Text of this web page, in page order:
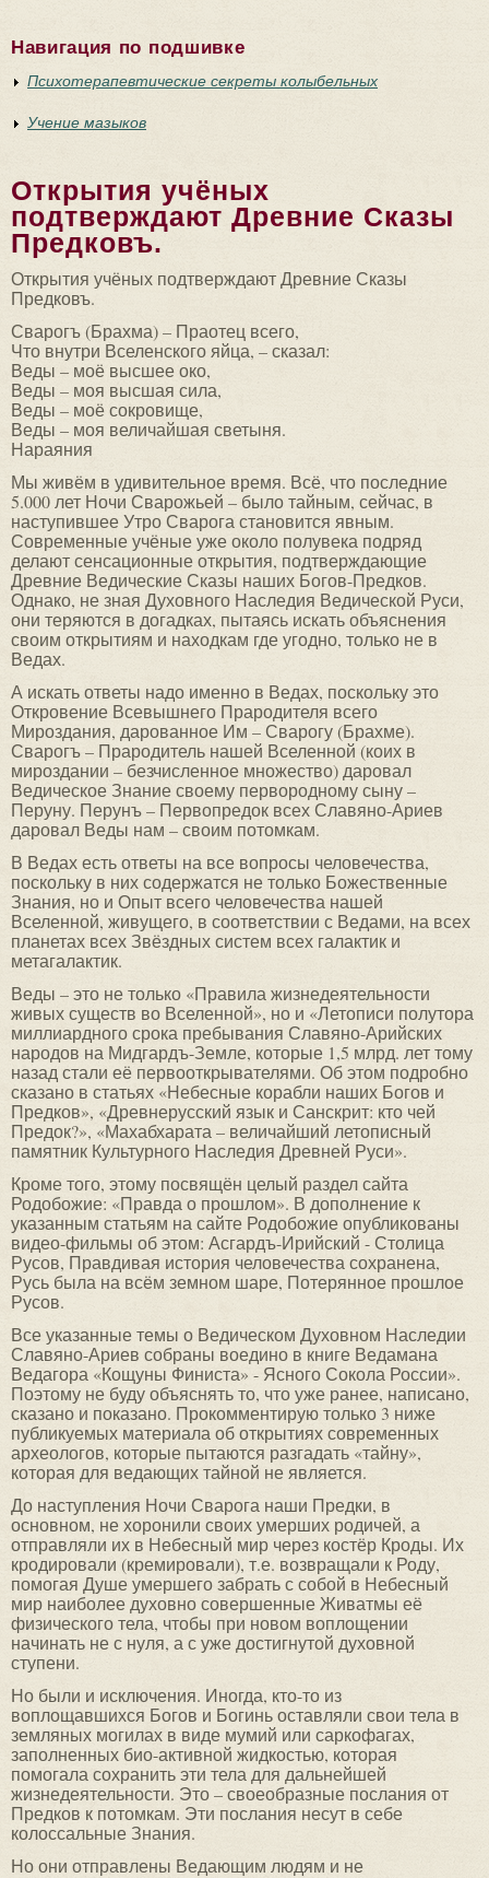
Навигация по подшивке
Психотерапевтические секреты колыбельных
Учение мазыков
Открытия учёных
подтверждают Древние Сказы
Предковъ.
Открытия учёных подтверждают Древние Сказы
Предковъ.
Сварогъ (Брахма) – Праотец всего,
Что внутри Вселенского яйца, – сказал:
Веды – моё высшее око,
Веды – моя высшая сила,
Веды – моё сокровище,
Веды – моя величайшая светыня.
Нараяния
Мы живём в удивительное время. Всё, что последние
5.000 лет Ночи Сварожьей – было тайным, сейчас, в
наступившее Утро Сварога становится явным.
Современные учёные уже около полувека подряд
делают сенсационные открытия, подтверждающие
Древние Ведические Сказы наших Богов-Предков.
Однако, не зная Духовного Наследия Ведической Руси,
они теряются в догадках, пытаясь искать объяснения
своим открытиям и находкам где угодно, только не в
Ведах.
А искать ответы надо именно в Ведах, поскольку это
Откровение Всевышнего Прародителя всего
Мироздания, дарованное Им – Сварогу (Брахме).
Сварогъ – Прародитель нашей Вселенной (коих в
мироздании – безчисленное множество) даровал
Ведическое Знание своему первородному сыну –
Перуну. Перунъ – Первопредок всех Славяно-Ариев
даровал Веды нам – своим потомкам.
В Ведах есть ответы на все вопросы человечества,
поскольку в них содержатся не только Божественные
Знания, но и Опыт всего человечества нашей
Вселенной, живущего, в соответствии с Ведами, на всех
планетах всех Звёздных систем всех галактик и
метагалактик.
Веды – это не только «Правила жизнедеятельности
живых существ во Вселенной», но и «Летописи полутора
миллиардного срока пребывания Славяно-Арийских
народов на Мидгардъ-Земле, которые 1,5 млрд. лет тому
назад стали её первооткрывателями. Об этом подробно
сказано в статьях «Небесные корабли наших Богов и
Предков», «Древнерусский язык и Санскрит: кто чей
Предок?», «Махабхарата – величайший летописный
памятник Культурного Наследия Древней Руси».
Кроме того, этому посвящён целый раздел сайта
Родобожие: «Правда о прошлом». В дополнение к
указанным статьям на сайте Родобожие опубликованы
видео-фильмы об этом: Асгардъ-Ирийский - Столица
Русов, Правдивая история человечества сохранена,
Русь была на всём земном шаре, Потерянное прошлое
Русов.
Все указанные темы о Ведическом Духовном Наследии
Славяно-Ариев собраны воедино в книге Ведамана
Ведагора «Кощуны Финиста» - Ясного Сокола России».
Поэтому не буду объяснять то, что уже ранее, написано,
сказано и показано. Прокомментирую только 3 ниже
публикуемых материала об открытиях современных
археологов, которые пытаются разгадать «тайну»,
которая для ведающих тайной не является.
До наступления Ночи Сварога наши Предки, в
основном, не хоронили своих умерших родичей, а
отправляли их в Небесный мир через костёр Кроды. Их
кродировали (кремировали), т.е. возвращали к Роду,
помогая Душе умершего забрать с собой в Небесный
мир наиболее духовно совершенные Живатмы её
физического тела, чтобы при новом воплощении
начинать не с нуля, а с уже достигнутой духовной
ступени.
Но были и исключения. Иногда, кто-то из
воплощавшихся Богов и Богинь оставляли свои тела в
земляных могилах в виде мумий или саркофагах,
заполненных био-активной жидкостью, которая
помогала сохранить эти тела для дальнейшей
жизнедеятельности. Это – своеобразные послания от
Предков к потомкам. Эти послания несут в себе
колоссальные Знания.
Но они отправлены Ведающим людям и не